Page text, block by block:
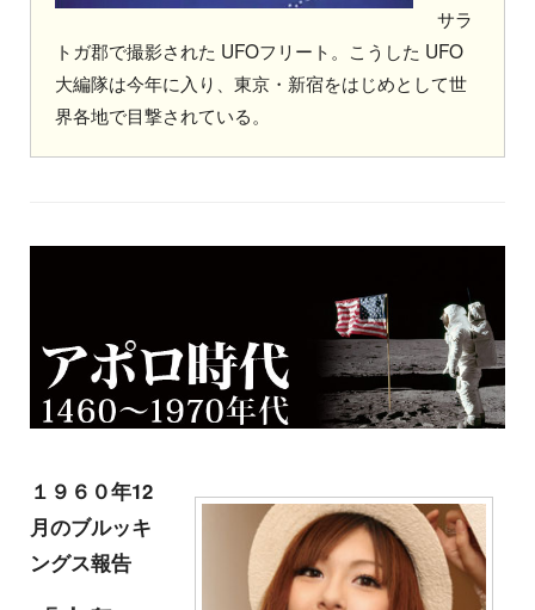
サラ
トガ郡で撮影された UFOフリート。こうした UFO
大編隊は今年に入り、東京・新宿をはじめとして世
界各地で目撃されている。
１９６０年12
月のブルッキ
ングス報告